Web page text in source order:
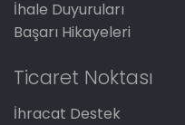
İhale Duyuruları
Başarı Hikayeleri
Ticaret Noktası
İhracat Destek